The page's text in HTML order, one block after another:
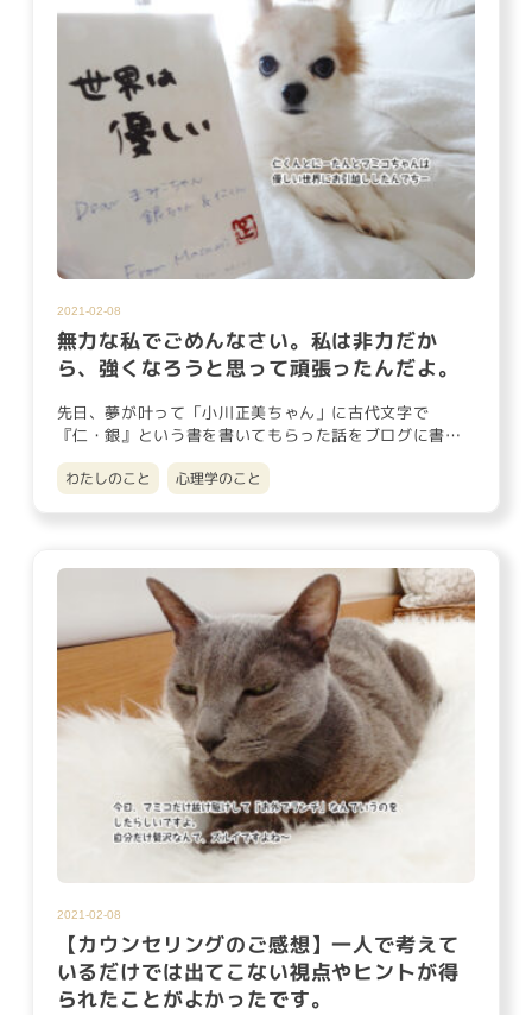
2021-02-08
無力な私でごめんなさい。私は非力だか
ら、強くなろうと思って頑張ったんだよ。
先日、夢が叶って「小川正美ちゃん」に古代文字で
『仁・銀』という書を書いてもらった話をブログに書き
ましたが、書を送ってくれ…
わたしのこと 心理学のこと
2021-02-08
【カウンセリングのご感想】一人で考えて
いるだけでは出てこない視点やヒントが得
られたことがよかったです。